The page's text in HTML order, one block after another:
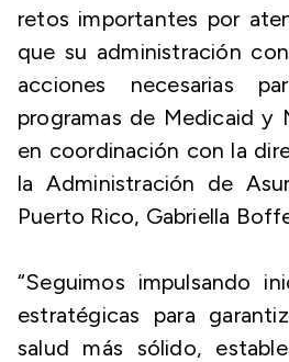
retos importantes por
que su administración
acciones necesarias
programas de Medicaid y
en coordinación con la
la Administración de
Puerto Rico, Gabriella
“Seguimos impulsando
estratégicas para
salud más sólido,